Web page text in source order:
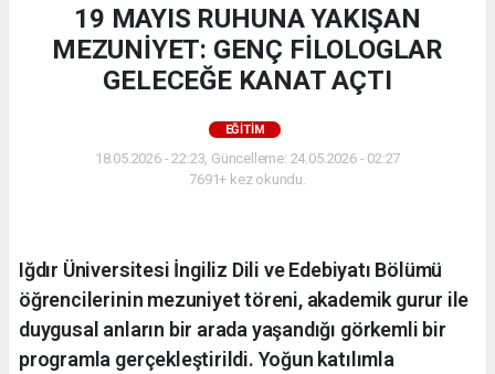
19 MAYIS RUHUNA YAKIŞAN
MEZUNİYET: GENÇ FİLOLOGLAR
GELECEĞE KANAT AÇTI
EĞİTİM
18.05.2026 - 22:23, Güncelleme: 24.05.2026 - 02:27
7691+ kez okundu.
Iğdır Üniversitesi İngiliz Dili ve Edebiyatı Bölümü
öğrencilerinin mezuniyet töreni, akademik gurur ile
duygusal anların bir arada yaşandığı görkemli bir
programla gerçekleştirildi. Yoğun katılımla